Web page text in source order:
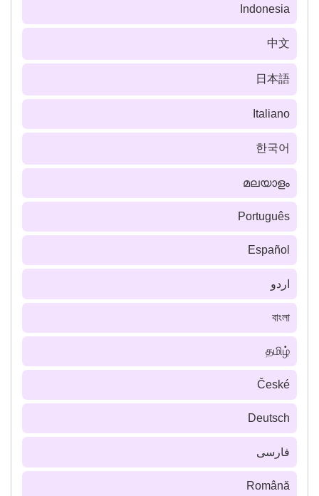
Indonesia
中文
日本語
Italiano
한국어
മലയാളം
Português
Español
اردو
বাংলা
தமிழ்
České
Deutsch
فارسى
Română